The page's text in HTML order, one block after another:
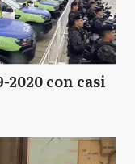
2020 con casi